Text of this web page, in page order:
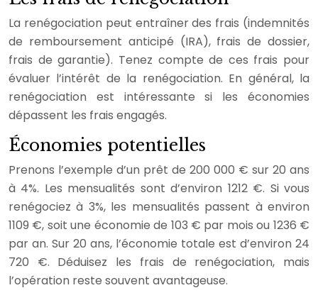
La renégociation peut entraîner des frais (indemnités
de remboursement anticipé (IRA), frais de dossier,
frais de garantie). Tenez compte de ces frais pour
évaluer l’intérêt de la renégociation. En général, la
renégociation est intéressante si les économies
dépassent les frais engagés.
Économies potentielles
Prenons l’exemple d’un prêt de 200 000 € sur 20 ans
à 4%. Les mensualités sont d’environ 1212 €. Si vous
renégociez à 3%, les mensualités passent à environ
1109 €, soit une économie de 103 € par mois ou 1236 €
par an. Sur 20 ans, l’économie totale est d’environ 24
720 €. Déduisez les frais de renégociation, mais
l’opération reste souvent avantageuse.